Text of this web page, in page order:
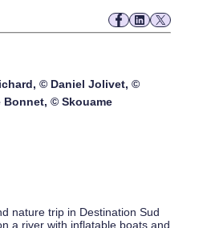
© Daniel Jolivet, ©
© Skouame